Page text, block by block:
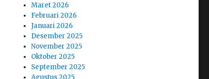
Maret 2026
Februari 2026
Januari 2026
Desember 2025
November 2025
Oktober 2025
September 2025
Agustus 2025